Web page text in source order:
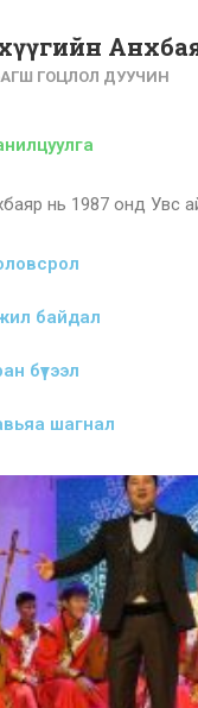
ГОЦЛОЛ ДУУЧИН
нь 1987 онд Увс
байдал
бүтээл
шагнал